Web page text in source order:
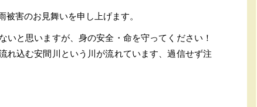
被害のお見舞いを申し上げます。
いと思いますが、身の安全・命を守ってください！
れ込む安間川という川が流れています、過信せず注